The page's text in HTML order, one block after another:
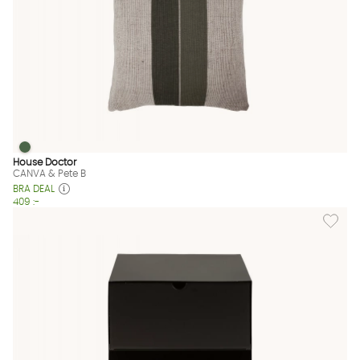
CANVA & Pete B Finns även i dessa färger:
CANVA & Pete B
House Doctor
CANVA & Pete B
BRA DEAL
409 :-
Lägg